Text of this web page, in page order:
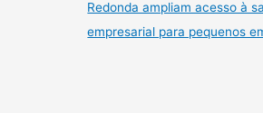
Redonda ampliam acesso à
empresarial para pequenos